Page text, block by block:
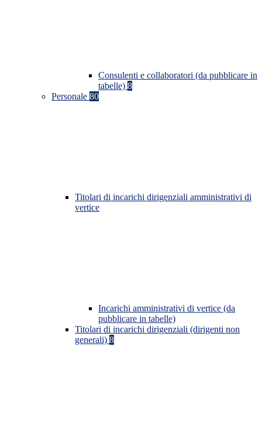
Consulenti e collaboratori (da pubblicare in
tabelle) 8
Personale 80
Titolari di incarichi dirigenziali amministrativi di
vertice
Incarichi amministrativi di vertice (da
pubblicare in tabelle)
Titolari di incarichi dirigenziali (dirigenti non
generali) 8